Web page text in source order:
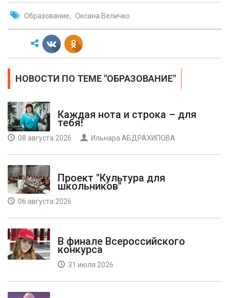
Образование Оксана Величко
НОВОСТИ ПО ТЕМЕ "ОБРАЗОВАНИЕ"
Каждая нота и строка – для
тебя!
08 августа 2026 Ильнара АБДРАХИПОВА
Проект "Культура для
школьников"
06 августа 2026
В финале Всероссийского
конкурса
31 июля 2026